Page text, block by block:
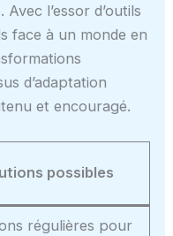
l’essor d’outils
face à un monde en
d’adaptation
et encouragé.
possibles
régulières pour